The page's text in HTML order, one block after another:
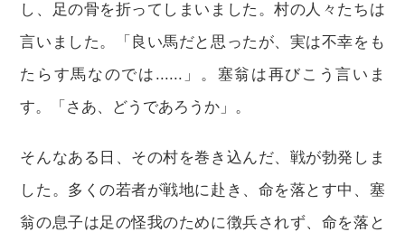
し、足の骨を折ってしまいました。村の人々たちは
言いました。「良い馬だと思ったが、実は不幸をも
たらす馬なのでは......」。塞翁は再びこう言いま
す。「さあ、どうであろうか」。
そんなある日、その村を巻き込んだ、戦が勃発しま
した。多くの若者が戦地に赴き、命を落とす中、塞
翁の息子は足の怪我のために徴兵されず、命を落と